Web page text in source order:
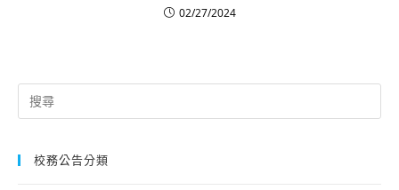
02/27/2024
Search
for:
校務公告分類